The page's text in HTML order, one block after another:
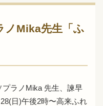
ノMika先生「ふ
ラノMika 先生、諫早
日)午後2時〜高来ふれ